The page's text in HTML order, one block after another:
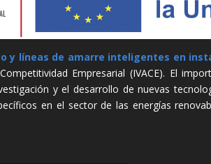
y líneas de amarre inteligentes en
Empresarial (IVACE). El
y el desarrollo de nuevas
en el sector de las energías